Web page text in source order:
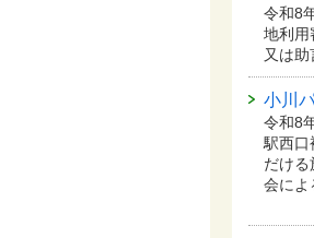
令和8
地利用
又は
小川
令和8
駅西口
だける
会によ